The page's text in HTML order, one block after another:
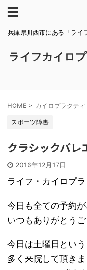
兵庫県川西市にある「ライ
ライフカイロ
HOME > カイロプラクティ
スポーツ障害
クラシックバレ
2016年12月17日
ライフ・カイロプ
今日も全ての予約が
いつもありがとうご
今日は土曜日とい
多く来院して頂きま